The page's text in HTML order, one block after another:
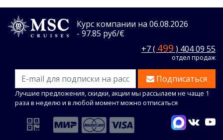
Курс компании на 06.08.2026
- 97.85 руб/€
+7 ( 499 ) 404 09 55
отдел продаж
Подписаться
Лучшие предложения, скидки, акции мы рассылаем не чаще 1
раза в неделю и в любой момент можно отписаться